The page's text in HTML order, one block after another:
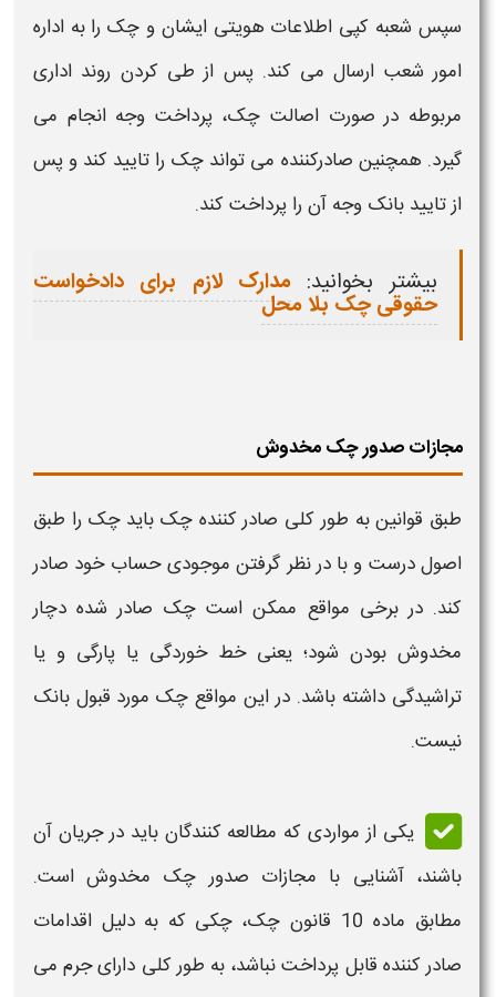
سپس شعبه کپی اطلاعات هویتی ایشان و چک را به اداره
امور شعب ارسال می کند. پس از طی کردن روند اداری
مربوطه در صورت اصالت چک، پرداخت وجه انجام می
گیرد. همچنین صادرکننده می تواند چک را تایید کند و پس
از تایید بانک وجه آن را پرداخت کند.
بیشتر بخوانید: مدارک لازم برای دادخواست
حقوقی چک بلا محل
مجازات صدور چک مخدوش
طبق قوانین به طور کلی صادر کننده چک باید چک را طبق
اصول درست و با در نظر گرفتن موجودی حساب خود صادر
کند. در برخی مواقع ممکن است چک صادر شده دچار
مخدوش بودن شود؛ یعنی خط خوردگی یا پارگی و یا
تراشیدگی داشته باشد. در این مواقع چک مورد قبول بانک
نیست.
یکی از مواردی که مطالعه کنندگان باید در جریان آن
باشند، آشنایی با مجازات صدور چک مخدوش است.
مطابق ماده 10
قانون چک، چکی که به دلیل اقدامات
صادر کننده قابل پرداخت نباشد، به طور کلی دارای جرم می